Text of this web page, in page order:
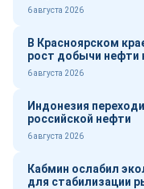
6 августа 2026
В Красноярском
рост добычи нефти
6 августа 2026
Индонезия
российской нефти
6 августа 2026
Кабмин ослабил
для стабилизации